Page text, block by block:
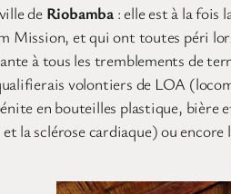
de Riobamba: elle est à la fois
Mission, et qui ont toutes péri
à tous les tremblements de
volontiers de LOA
en bouteilles plastique,
la sclérose cardiaque) ou encore